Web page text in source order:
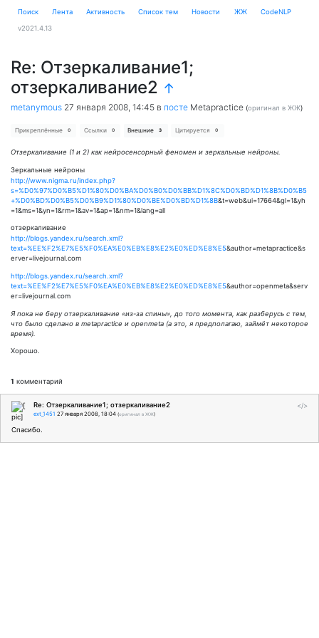
Поиск Лента Активность Cписок тем Новости ЖЖ CodeNLP
v2021.4.13
Re: Отзеркаливание1;
отзеркаливание2 ↑
metanymous 27 января 2008, 14:45 в посте Metapractice (оригинал в ЖЖ)
Прикреплённые 0 Ссылки 0 Внешние 3 Цитируется 0
Отзеркаливание (1 и 2) как нейросенсорный феномен и зеркальные нейроны.
Зеркальные нейроны
http://www.nigma.ru/index.php?
s=%D0%97%D0%B5%D1%80%D0%BA%D0%B0%D0%BB%D1%8C%D0%BD%D1%8B%D0%B5
+%D0%BD%D0%B5%D0%B9%D1%80%D0%BE%D0%BD%D1%8B&t=web&ui=17664&gl=1&yh
=1&ms=1&yn=1&rm=1&av=1&ap=1&nm=1&lang=all
отзеркаливание
http://blogs.yandex.ru/search.xml?
text=%EE%F2%E7%E5%F0%EA%E0%EB%E8%E2%E0%ED%E8%E5&author=metapractice&s
erver=livejournal.com
http://blogs.yandex.ru/search.xml?
text=%EE%F2%E7%E5%F0%EA%E0%EB%E8%E2%E0%ED%E8%E5&author=openmeta&serv
er=livejournal.com
Я пока не беру отзеркаливание «из-за спины», до того момента, как разберусь с тем,
что было сделано в metapractice и openmeta (а это, я предполагаю, займёт некоторое
время).
Хорошо.
1 комментарий
</>
Re: Отзеркаливание1; отзеркаливание2
ext_1451 27 января 2008, 18:04 (оригинал в ЖЖ)
Спасибо.